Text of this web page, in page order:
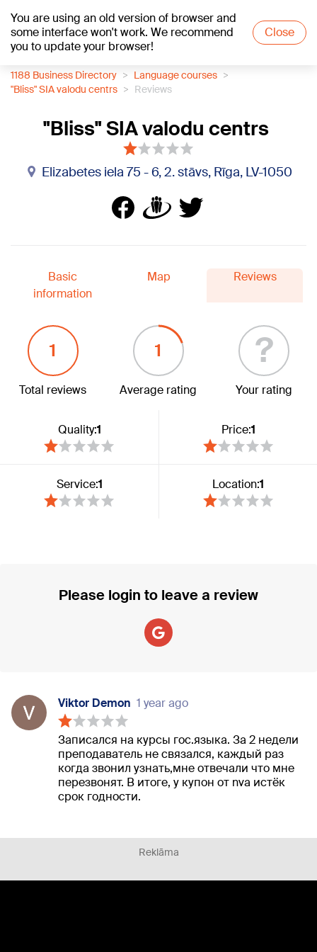
You are using an old version of browser and
some interface won't work. We recommend
you to update your browser!
Close
+25°C
1188 Business Directory
Language courses
"Bliss" SIA valodu centrs
Reviews
"Bliss" SIA valodu centrs
Elizabetes iela 75 - 6, 2. stāvs, Rīga, LV-1050
Basic
information
Map Reviews
1
Total reviews
1
Average rating
?
Your rating
Quality:1 Price:1
Service:1 Location:1
Please login to leave a review
Viktor Demon 1 year ago
Записался на курсы гос.языка. За 2 недели
преподаватель не связался, каждый раз
когда звонил узнать,мне отвечали что мне
перезвонят. В итоге, у купон от nva истёк
срок годности.
Reklāma